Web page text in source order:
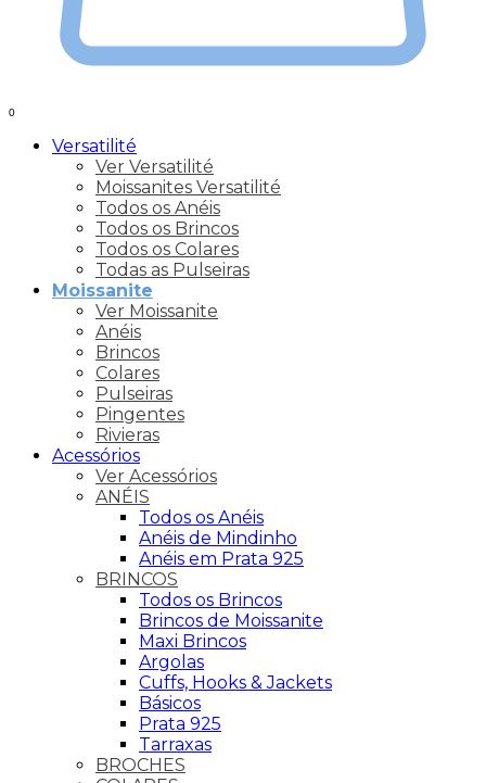
0
Versatilité
Ver Versatilité
Moissanites Versatilité
Todos os Anéis
Todos os Brincos
Todos os Colares
Todas as Pulseiras
Moissanite
Ver Moissanite
Anéis
Brincos
Colares
Pulseiras
Pingentes
Rivieras
Acessórios
Ver Acessórios
ANÉIS
Todos os Anéis
Anéis de Mindinho
Anéis em Prata 925
BRINCOS
Todos os Brincos
Brincos de Moissanite
Maxi Brincos
Argolas
Cuffs, Hooks & Jackets
Básicos
Prata 925
Tarraxas
BROCHES